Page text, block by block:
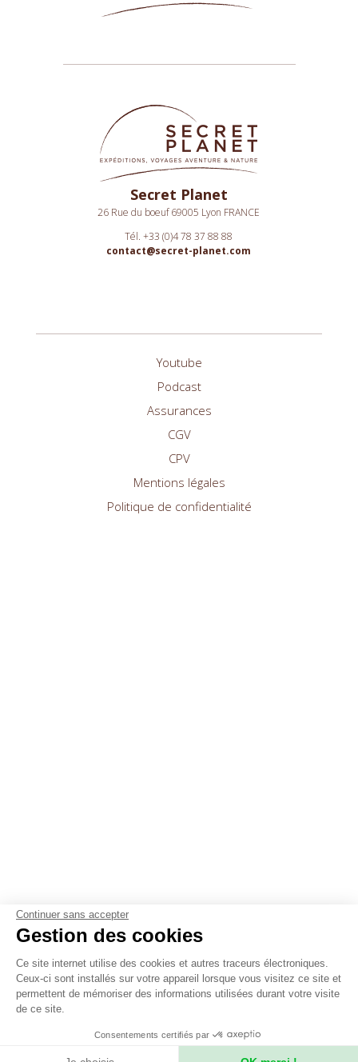
Secret Planet
26 Rue du boeuf 69005 Lyon FRANCE
Tél. +33 (0)4 78 37 88 88
contact@secret-planet.com
Youtube
Podcast
Assurances
CGV
CPV
Mentions légales
Politique de confidentialité
Continuer sans accepter
Gestion des cookies
Ce site internet utilise des cookies et autres traceurs électroniques.
Ceux-ci sont installés sur votre appareil lorsque vous visitez ce site et
permettent de mémoriser des informations utilisées durant votre visite
de ce site.
Consentements certifiés par